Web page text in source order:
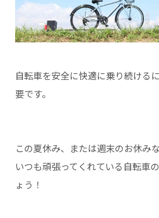
自転車を安全に快適に乗り続ける
要です。
この夏休み、または週末のお休み
いつも頑張ってくれている自転車
ょう！